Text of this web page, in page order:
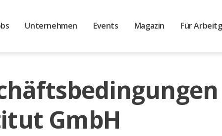
Unternehmen Events Magazin Für
GmbH